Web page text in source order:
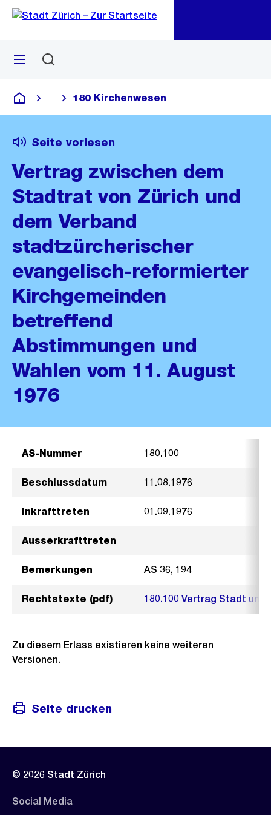
Navigation
Sprunglink
Menü
Deutsch
Blende alle Breadcrumbs ein
180 Kirchenwesen
Seite vorlesen
Vertrag zwischen dem
Stadtrat von Zürich und
dem Verband
stadtzürcherischer
evangelisch-reformierter
Kirchgemeinden
betreffend
Abstimmungen und
Wahlen vom 11. August
1976
AS-Nummer 180.100
Beschlussdatum 11.08.1976
Inkrafttreten 01.09.1976
Ausserkrafttreten
Bemerkungen AS 36, 194
Rechtstexte (pdf) 180.100 Vertrag Stadt und
Zu diesem Erlass existieren keine weiteren
Versionen.
Seite drucken
© 2026 Stadt Zürich
Social Media